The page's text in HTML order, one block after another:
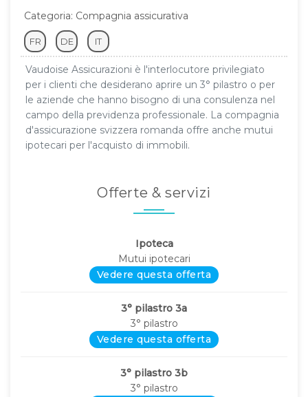
Categoria: Compagnia assicurativa
FR DE IT
Vaudoise Assicurazioni è l'interlocutore privilegiato
per i clienti che desiderano aprire un 3° pilastro o per
le aziende che hanno bisogno di una consulenza nel
campo della previdenza professionale. La compagnia
d'assicurazione svizzera romanda offre anche mutui
ipotecari per l'acquisto di immobili.
Offerte & servizi
Ipoteca
Mutui ipotecari
Vedere questa offerta
3° pilastro 3a
3° pilastro
Vedere questa offerta
3° pilastro 3b
3° pilastro